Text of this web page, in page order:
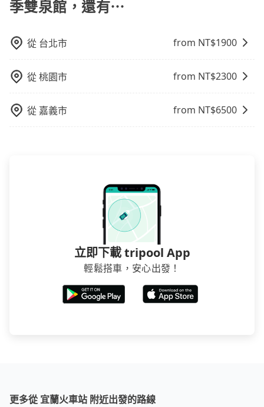
多個地點間來回穿梭的客戶，例如市區觀光、商務差旅
費，客戶可以預先告知出發地點A到目的地B，會根據路
線和里程來計算費用。這種服務通常適用於單程或從一
個城市到另一個城市的長途包車。
季雙泉館，還有⋯
從 台北市 from NT$1900
從桃園市 from NT$2300
從 嘉義市 from NT$6500
立即下載 tripool App
輕鬆搭車，安心出發！
更多從 宜蘭火車站 附近出發的路線